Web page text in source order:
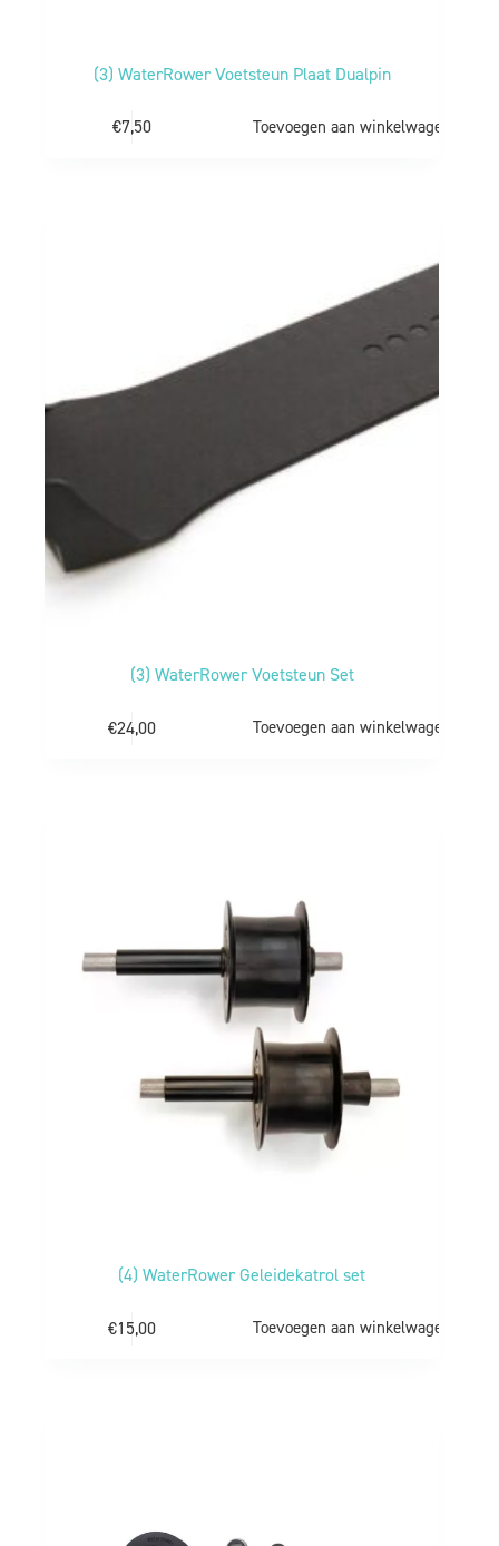
(3) WaterRower Voetsteun Plaat Dualpin
€7,50 Toevoegen aan winkelwagen
(3) WaterRower Voetsteun Set
€24,00 Toevoegen aan winkelwagen
(4) WaterRower Geleidekatrol set
€15,00 Toevoegen aan winkelwagen